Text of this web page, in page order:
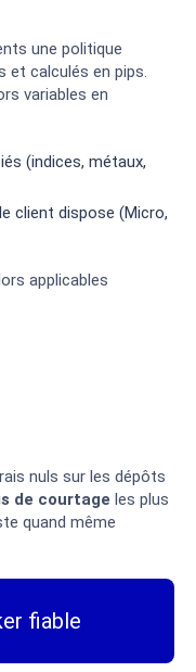
une politique
et calculés en pips.
variables en
(indices, métaux,
client dispose (Micro,
applicables
nuls sur les dépôts
de courtage les plus
quand même
fiable